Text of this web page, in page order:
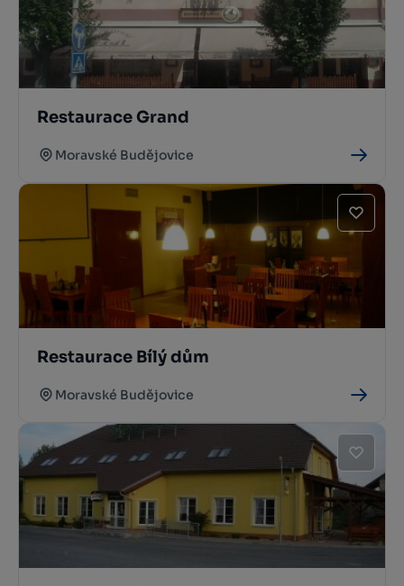
Restaurace Grand
Moravské Budějovice
Restaurace Bílý dům
Moravské Budějovice